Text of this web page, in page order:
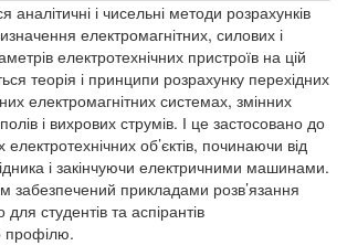
і чисельні методи розрахунків
електромагнітних, силових і
електротехнічних пристроїв на цій
теорія і принципи розрахунку перехідних
електромагнітних системах, змінних
і вихрових струмів. І це застосовано до
об’єктів, починаючи від
і закінчуючи електричними машинами.
забезпечений прикладами розв’язання
студентів та аспірантів
профілю.